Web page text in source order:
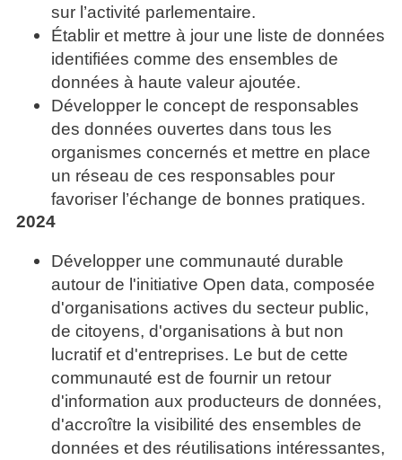
sur l’activité parlementaire.
Établir et mettre à jour une liste de données
identifiées comme des ensembles de
données à haute valeur ajoutée.
Développer le concept de responsables
des données ouvertes dans tous les
organismes concernés et mettre en place
un réseau de ces responsables pour
favoriser l’échange de bonnes pratiques.
2024
Développer une communauté durable
autour de l'initiative Open data, composée
d'organisations actives du secteur public,
de citoyens, d'organisations à but non
lucratif et d'entreprises. Le but de cette
communauté est de fournir un retour
d'information aux producteurs de données,
d'accroître la visibilité des ensembles de
données et des réutilisations intéressantes,